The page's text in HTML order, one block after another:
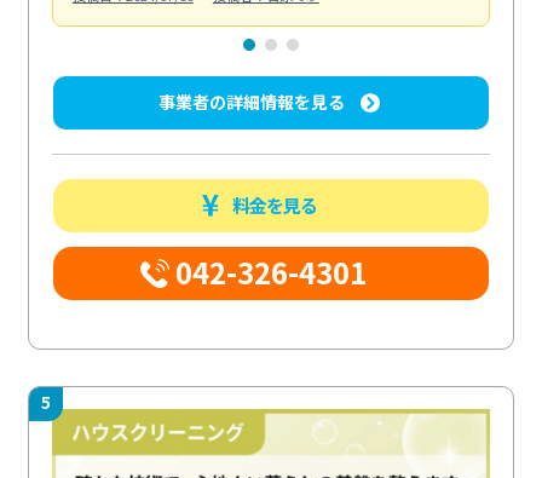
事業者の詳細情報を見る
料金を見る
042-326-4301
5